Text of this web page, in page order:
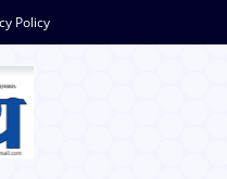
Policy